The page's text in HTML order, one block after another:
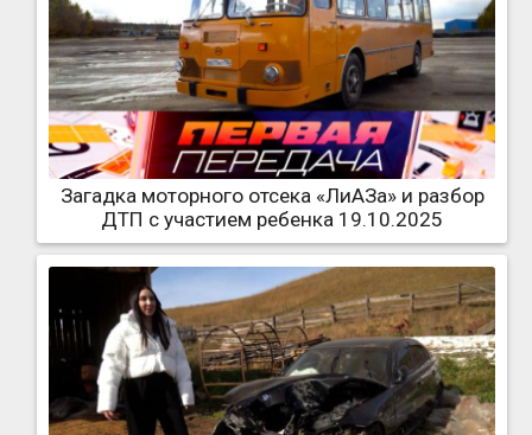
Загадка моторного отсека «ЛиАЗа» и разбор
ДТП с участием ребенка 19.10.2025